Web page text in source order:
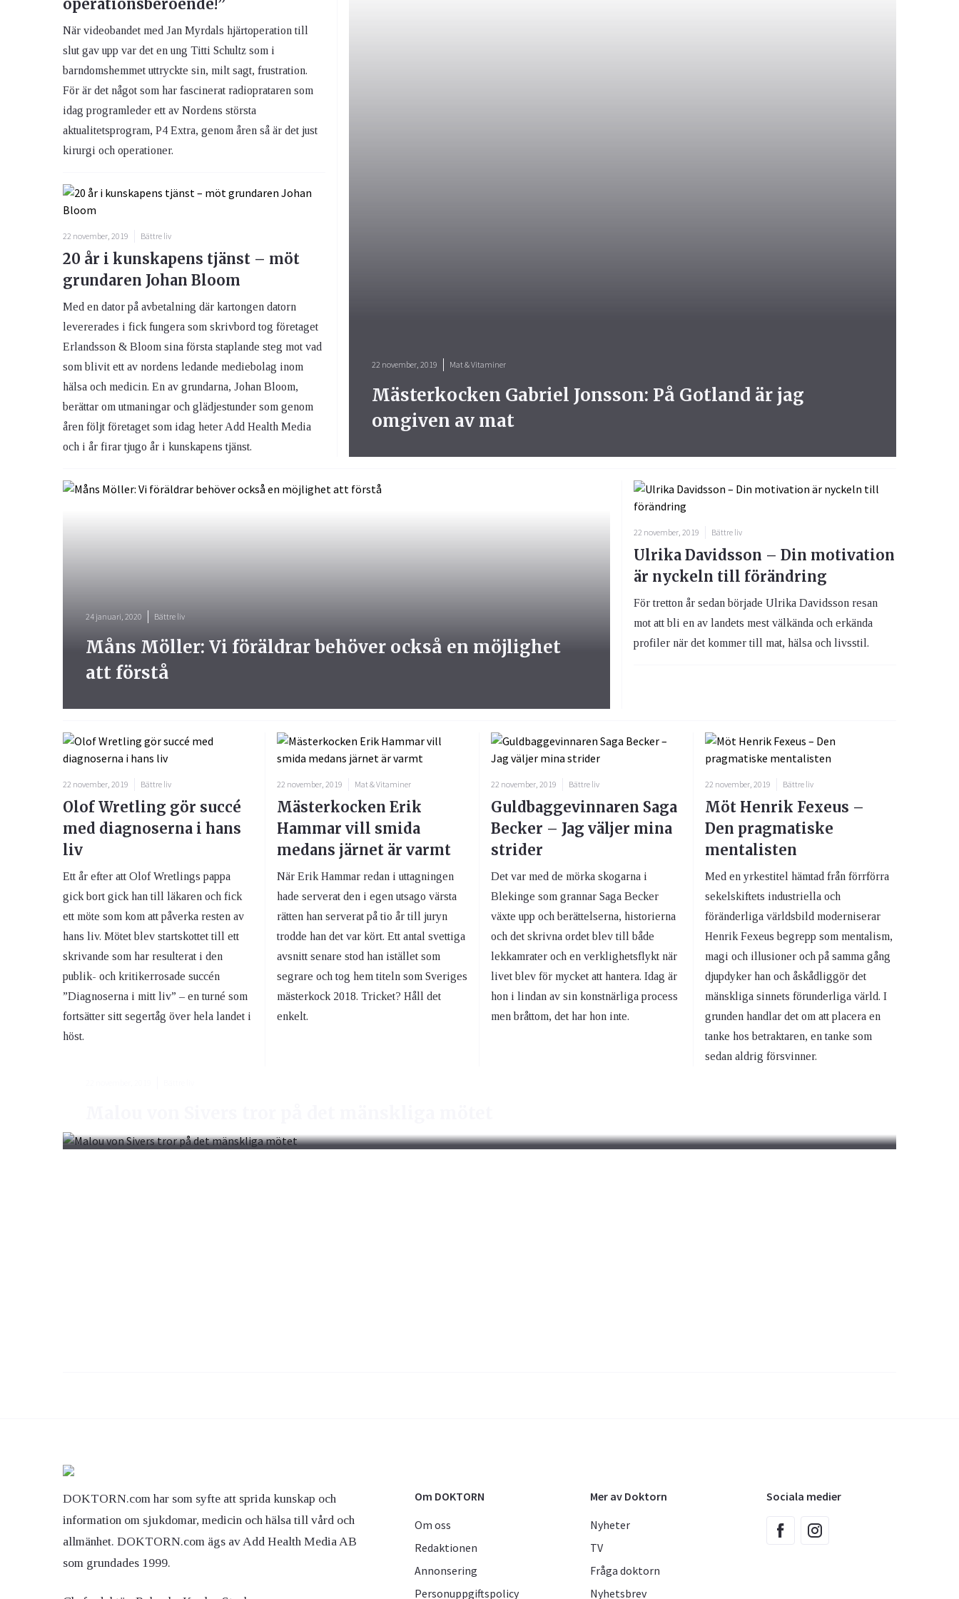
operationsberoende!”
När videobandet med Jan Myrdals hjärtoperation till
slut gav upp var det en ung Titti Schultz som i
barndomshemmet uttryckte sin, milt sagt, frustration.
För är det något som har fascinerat radioprataren som
idag programleder ett av Nordens största
aktualitetsprogram, P4 Extra, genom åren så är det just
kirurgi och operationer.
22 november, 2019 Bättre liv
20 år i kunskapens tjänst – möt
grundaren Johan Bloom
Med en dator på avbetalning där kartongen datorn
levererades i fick fungera som skrivbord tog företaget
Erlandsson & Bloom sina första staplande steg mot vad
som blivit ett av nordens ledande mediebolag inom
hälsa och medicin. En av grundarna, Johan Bloom,
berättar om utmaningar och glädjestunder som genom
åren följt företaget som idag heter Add Health Media
och i år firar tjugo år i kunskapens tjänst.
22 november, 2019 Mat & Vitaminer
Mästerkocken Gabriel Jonsson: På Gotland är jag
omgiven av mat
24 januari, 2020 Bättre liv
Måns Möller: Vi föräldrar behöver också en möjlighet
att förstå
22 november, 2019 Bättre liv
Ulrika Davidsson – Din motivation
är nyckeln till förändring
För tretton år sedan började Ulrika Davidsson resan
mot att bli en av landets mest välkända och erkända
profiler när det kommer till mat, hälsa och livsstil.
22 november, 2019 Bättre liv
Olof Wretling gör succé
med diagnoserna i hans
liv
Ett år efter att Olof Wretlings pappa
gick bort gick han till läkaren och fick
ett möte som kom att påverka resten av
hans liv. Mötet blev startskottet till ett
skrivande som har resulterat i den
publik- och kritikerrosade succén
”Diagnoserna i mitt liv” – en turné som
fortsätter sitt segertåg över hela landet i
höst.
22 november, 2019 Mat & Vitaminer
Mästerkocken Erik
Hammar vill smida
medans järnet är varmt
När Erik Hammar redan i uttagningen
hade serverat den i egen utsago värsta
rätten han serverat på tio år till juryn
trodde han det var kört. Ett antal svettiga
avsnitt senare stod han istället som
segrare och tog hem titeln som Sveriges
mästerkock 2018. Tricket? Håll det
enkelt.
22 november, 2019 Bättre liv
Guldbaggevinnaren Saga
Becker – Jag väljer mina
strider
Det var med de mörka skogarna i
Blekinge som grannar Saga Becker
växte upp och berättelserna, historierna
och det skrivna ordet blev till både
lekkamrater och en verklighetsflykt när
livet blev för mycket att hantera. Idag är
hon i lindan av sin konstnärliga process
men bråttom, det har hon inte.
22 november, 2019 Bättre liv
Möt Henrik Fexeus –
Den pragmatiske
mentalisten
Med en yrkestitel hämtad från förrförra
sekelskiftets industriella och
föränderliga världsbild moderniserar
Henrik Fexeus begrepp som mentalism,
magi och illusioner och på samma gång
djupdyker han och åskådliggör det
mänskliga sinnets förunderliga värld. I
grunden handlar det om att placera en
tanke hos betraktaren, en tanke som
sedan aldrig försvinner.
DOKTORN.com har som syfte att sprida kunskap och
information om sjukdomar, medicin och hälsa till vård och
allmänhet. DOKTORN.com ägs av Add Health Media AB
som grundades 1999.
Om DOKTORN
Om oss
Redaktionen
Annonsering
Personuppgiftspolicy
Mer av Doktorn
Nyheter
TV
Fråga doktorn
Nyhetsbrev
Sociala medier